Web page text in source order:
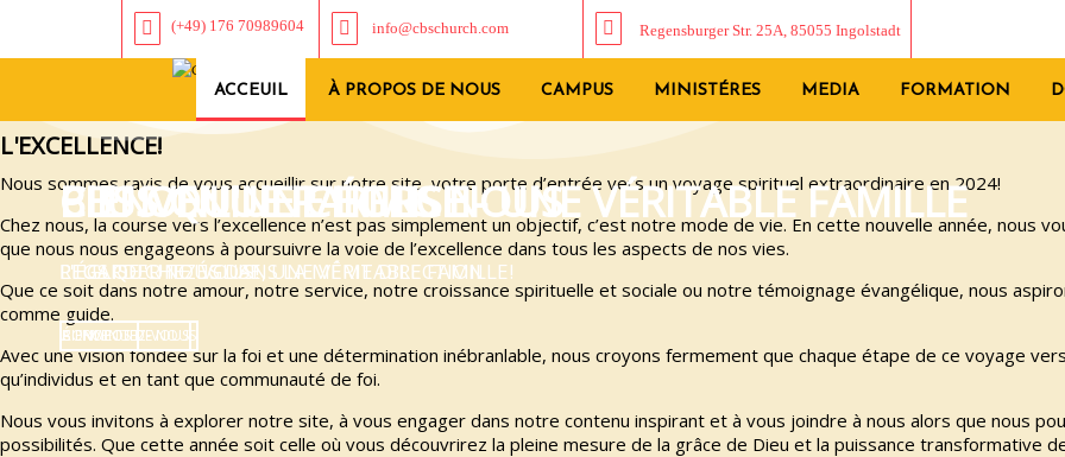
(+49) 176 70989604 info@cbschurch.com Regensburger Str. 25A, 85055 Ingolstadt
ACCEUIL À PROPOS DE NOUS CAMPUS MINISTÉRES MEDIA FORMATION
BIENVENUE PARMIS NOUS
PLUS QU'UNE ÉGLISE, UNE VÉRITABLE FAMILLE!
BIENVENUE
CBS ONLINE CHURCH
L'ÉGLISE CHEZ VOUS!
CONNECTEZ-VOUS
PLUS QU'UNE ÉGLISE - UNE VÉRITABLE FAMILLE
REGARDER TOUS DANS LA MÊME DIRECTION
Á PROPOS DE NOUS
L'EXCELLENCE!
Nous sommes ravis de vous accueillir sur notre site, votre porte d’entrée vers un voyage spirituel extraordinaire en 2024!
Chez nous, la course vers l’excellence n’est pas simplement un objectif, c’est notre mode de vie. En cette nouvelle année, nous
que nous nous engageons à poursuivre la voie de l’excellence dans tous les aspects de nos vies.
Que ce soit dans notre amour, notre service, notre croissance spirituelle et sociale ou notre témoignage évangélique, nous
comme guide.
Avec une vision fondée sur la foi et une détermination inébranlable, nous croyons fermement que chaque étape de ce voyage
qu’individus et en tant que communauté de foi.
Nous vous invitons à explorer notre site, à vous engager dans notre contenu inspirant et à vous joindre à nous alors que nous
possibilités. Que cette année soit celle où vous découvrirez la pleine mesure de la grâce de Dieu et la puissance transformative de